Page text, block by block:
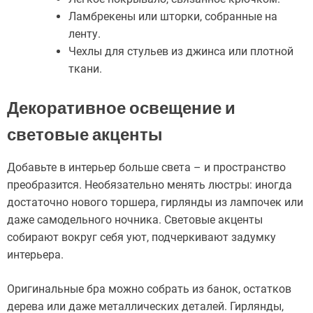
Ламбрекены или шторки, собранные на
ленту.
Чехлы для стульев из джинса или плотной
ткани.
Декоративное освещение и
световые акценты
Добавьте в интерьер больше света – и пространство
преобразится. Необязательно менять люстры: иногда
достаточно нового торшера, гирлянды из лампочек или
даже самодельного ночника. Световые акценты
собирают вокруг себя уют, подчеркивают задумку
интерьера.
Оригинальные бра можно собрать из банок, остатков
дерева или даже металлических деталей. Гирлянды,